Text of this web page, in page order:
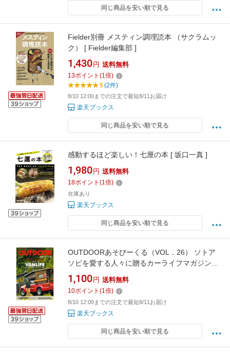
同じ商品を安い順で見る
Fielder別冊 メスティン調理読本 （サクラムッ
ク） [ Fielder編集部 ]
1,430 円 送料無料
13ポイント (1倍)
5(2件)
8/10 12:00までの注文で最短8/11お届け
楽天ブックス
同じ商品を安い順で見る
感動するほど楽しい！七厘の本 [ 坂口一真 ]
1,980 円 送料無料
18ポイント (1倍)
在庫あり
楽天ブックス
同じ商品を安い順で見る
OUTDOORあそびーくる（VOL．26） ソトア
ソビを愛する人々に贈るカーライフマガジン
（GEIBUN MOOKS）
1,100 円 送料無料
10ポイント (1倍)
8/10 12:00までの注文で最短8/11お届け
楽天ブックス
同じ商品を安い順で見る